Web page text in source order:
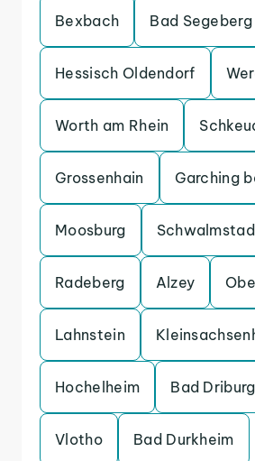
Bexbach Bad Segeberg
Hessisch Oldendorf
Worth am Rhein
Grossenhain Garching
Moosburg
Radeberg Alzey
Lahnstein
Hochelheim Bad Driburg
Vlotho Bad Durkheim